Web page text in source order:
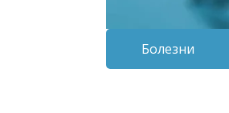
Болезни